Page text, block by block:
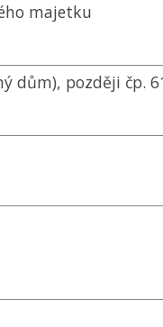
majetku
dům), později čp.